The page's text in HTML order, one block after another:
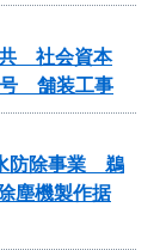
共 社会資本
号 舗装工事
防除事業 鵜
塵機製作据